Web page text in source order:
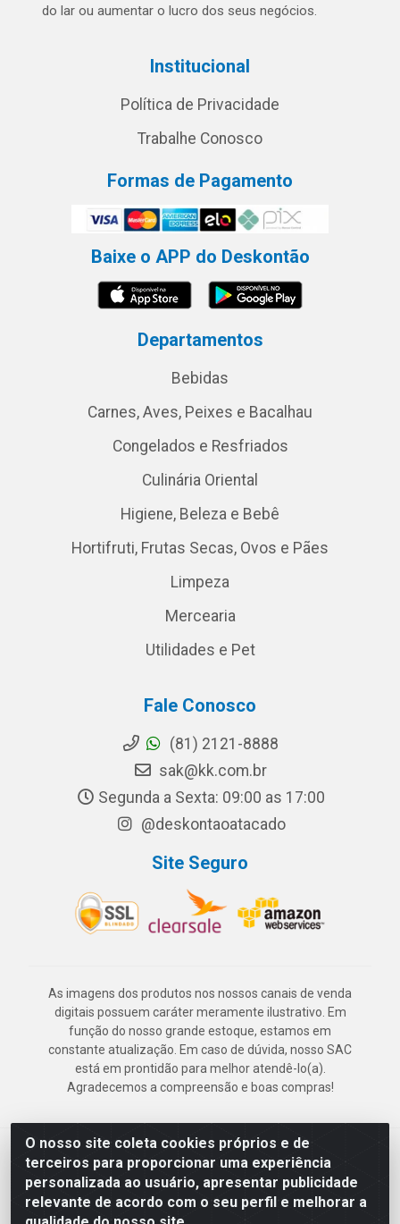
O nosso site coleta cookies próprios e de
terceiros para proporcionar uma experiência
personalizada ao usuário, apresentar publicidade
relevante de acordo com o seu perfil e melhorar a
do lar ou aumentar o lucro dos seus negócios.
Institucional
Política de Privacidade
Trabalhe Conosco
Formas de Pagamento
Baixe o APP do Deskontão
Departamentos
Bebidas
Carnes, Aves, Peixes e Bacalhau
Congelados e Resfriados
Culinária Oriental
Higiene, Beleza e Bebê
Hortifruti, Frutas Secas, Ovos e Pães
Limpeza
Mercearia
Utilidades e Pet
Fale Conosco
(81) 2121-8888
sak@kk.com.br
Segunda a Sexta: 09:00 as 17:00
@deskontaoatacado
Site Seguro
As imagens dos produtos nos nossos canais de venda
digitais possuem caráter meramente ilustrativo. Em
função do nosso grande estoque, estamos em
constante atualização. Em caso de dúvida, nosso SAC
está em prontidão para melhor atendê-lo(a).
Agradecemos a compreensão e boas compras!
Deskontão Atacado - Av. Marechal Mascarenhas de Morais, 2471 -
Imbiribeira - Recife/PE - CEP 51.150-001 - CNPJ 24.150.377/0003-
57